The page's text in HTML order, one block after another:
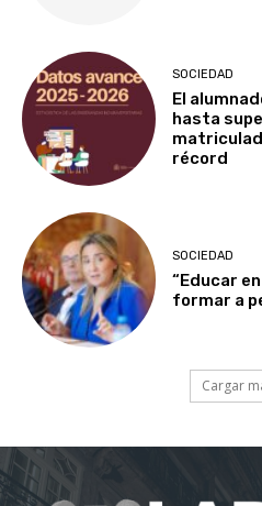
SOCIEDAD
El
hasta
récord
SOCIEDAD
“Educar
formar a
Cargar